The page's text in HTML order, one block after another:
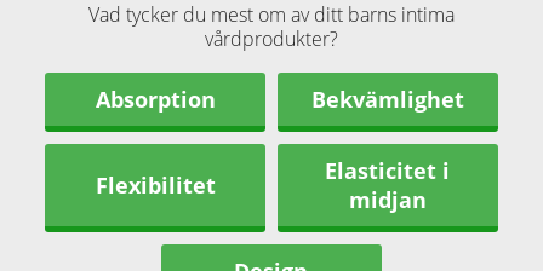
Vad tycker du mest om av ditt barns intima
vårdprodukter?
Absorption Bekvämlighet
Flexibilitet
Elasticitet i
midjan